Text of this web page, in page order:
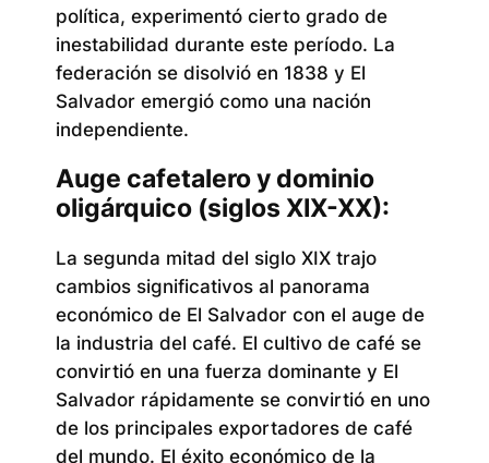
política, experimentó cierto grado de
inestabilidad durante este período. La
federación se disolvió en 1838 y El
Salvador emergió como una nación
independiente.
Auge cafetalero y dominio
oligárquico (siglos XIX-XX):
La segunda mitad del siglo XIX trajo
cambios significativos al panorama
económico de El Salvador con el auge de
la industria del café. El cultivo de café se
convirtió en una fuerza dominante y El
Salvador rápidamente se convirtió en uno
de los principales exportadores de café
del mundo. El éxito económico de la